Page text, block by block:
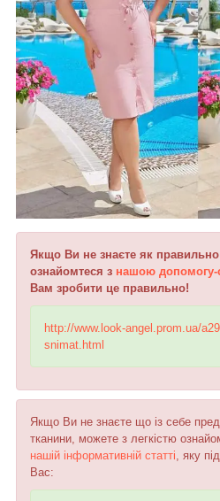
Якщо Ви не знаєте як правильно
ознайомтеся з нашою допомогу-
Вам зробити це правильно!
http://www.look-angel.prom.ua/
snimat.html
Якщо Ви не знаєте що із себе
тканини, можете з легкістю
нашій інформативній статті , яку
Вас: